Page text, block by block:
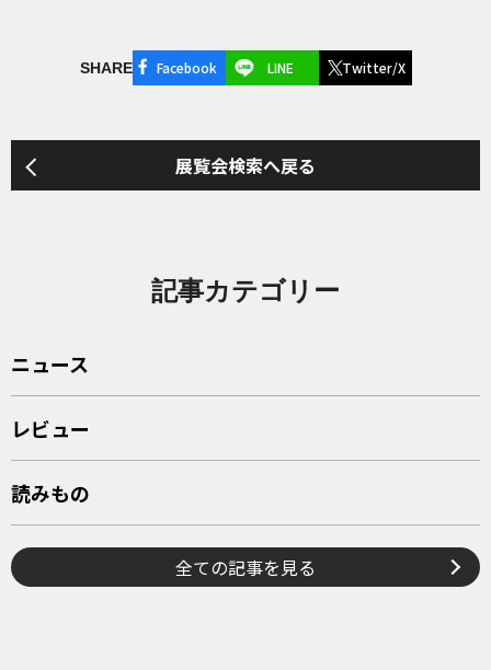
SHARE Facebook LINE Twitter/X
展覧会検索へ戻る
記事カテゴリー
ニュース
レビュー
読みもの
全ての記事を見る